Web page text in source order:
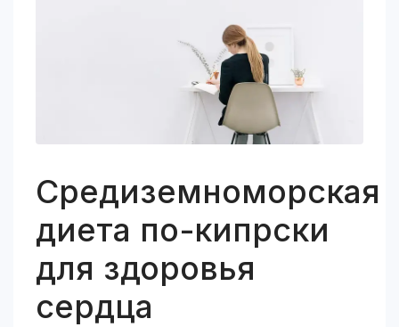
Средиземноморская
диета по-кипрски
для здоровья
сердца